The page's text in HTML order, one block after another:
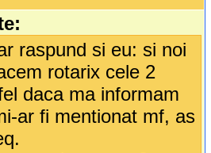
raspund si eu: si noi
rotarix cele 2
daca ma informam
ar fi mentionat mf, as